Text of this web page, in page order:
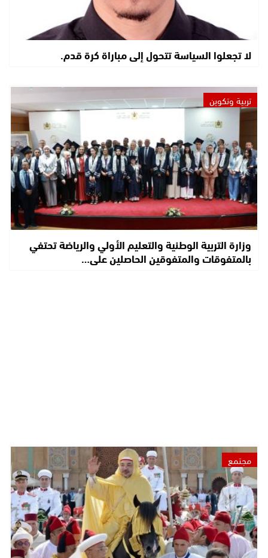
لا تجعلوا السياسة تتحول إلى مباراة كرة قدم.
تربية وتكوين
وزارة التربية الوطنية والتعليم الأولي والرياضة تحتفي
بالمتفوقات والمتفوقين الحاصلين على…
مجتمع